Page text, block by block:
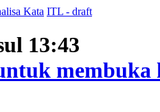
Kata ITL - draft
13:43